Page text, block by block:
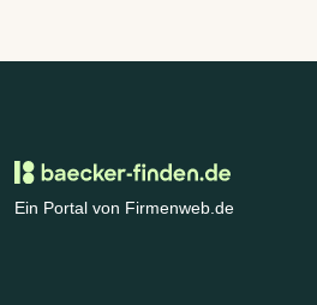
Ein Portal von Firmenweb.de